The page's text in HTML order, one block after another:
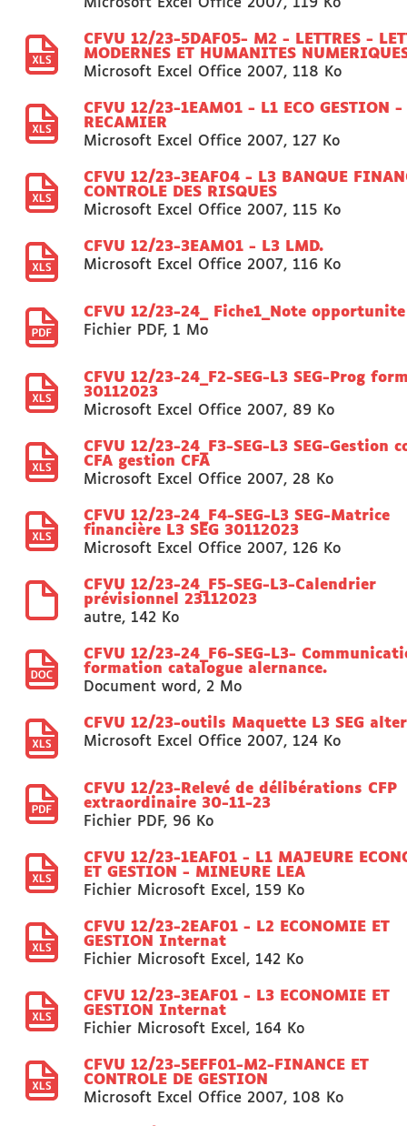
Microsoft Excel Office 2007, 119 Ko
CFVU 12/23-5DAF05- M2 - LETTRES -
MODERNES ET HUMANITES
Microsoft Excel Office 2007, 118 Ko
CFVU 12/23-1EAM01 - L1 ECO GESTION -
RECAMIER
Microsoft Excel Office 2007, 127 Ko
CFVU 12/23-3EAF04 - L3 BANQUE
CONTROLE DES RISQUES
Microsoft Excel Office 2007, 115 Ko
CFVU 12/23-3EAM01 - L3 LMD.
Microsoft Excel Office 2007, 116 Ko
CFVU 12/23-24_ Fiche1_Note opportunite
Fichier PDF, 1 Mo
CFVU 12/23-24_F2-SEG-L3 SEG-Prog
30112023
Microsoft Excel Office 2007, 89 Ko
CFVU 12/23-24_F3-SEG-L3 SEG-Gestion
CFA gestion CFA
Microsoft Excel Office 2007, 28 Ko
CFVU 12/23-24_F4-SEG-L3 SEG-Matrice
financière L3 SEG 30112023
Microsoft Excel Office 2007, 126 Ko
CFVU 12/23-24_F5-SEG-L3-Calendrier
prévisionnel 23112023
autre, 142 Ko
CFVU 12/23-24_F6-SEG-L3-
formation catalogue alernance.
Document word , 2 Mo
CFVU 12/23-outils Maquette L3 SEG
Microsoft Excel Office 2007, 124 Ko
CFVU 12/23-Relevé de délibérations CFP
extraordinaire 30-11-23
Fichier PDF, 96 Ko
CFVU 12/23-1EAF01 - L1 MAJEURE
ET GESTION - MINEURE LEA
Fichier Microsoft Excel , 159 Ko
CFVU 12/23-2EAF01 - L2 ECONOMIE ET
GESTION Internat
Fichier Microsoft Excel , 142 Ko
CFVU 12/23-3EAF01 - L3 ECONOMIE ET
GESTION Internat
Fichier Microsoft Excel , 164 Ko
CFVU 12/23-5EFF01-M2-FINANCE ET
CONTROLE DE GESTION
Microsoft Excel Office 2007, 108 Ko